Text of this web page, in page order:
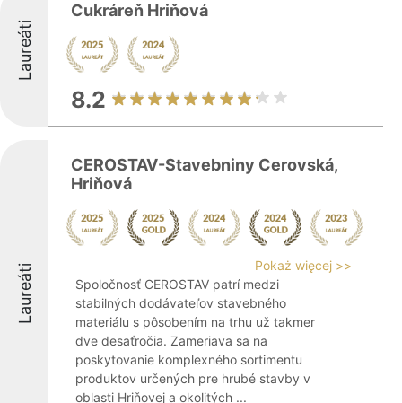
Laureáti
Cukráreň Hriňová
8.2
Laureáti
CEROSTAV-Stavebniny Cerovská,
Hriňová
Pokaż więcej >>
Spoločnosť CEROSTAV patrí medzi
stabilných dodávateľov stavebného
materiálu s pôsobením na trhu už takmer
dve desaťročia. Zameriava sa na
poskytovanie komplexného sortimentu
produktov určených pre hrubé stavby v
oblasti Hriňovej a okolitých ...